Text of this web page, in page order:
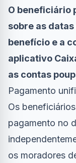
O beneficiário
sobre as
benefício e a
aplicativo
as contas
Pagamento
Os
pagamento no
os moradores